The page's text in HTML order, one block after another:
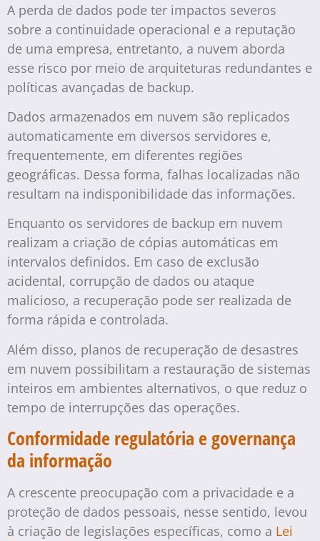
A perda de dados pode ter impactos severos
sobre a continuidade operacional e a reputação
de uma empresa, entretanto, a nuvem aborda
esse risco por meio de arquiteturas redundantes e
políticas avançadas de backup.
Dados armazenados em nuvem são replicados
automaticamente em diversos servidores e,
frequentemente, em diferentes regiões
geográficas. Dessa forma, falhas localizadas não
resultam na indisponibilidade das informações.
Enquanto os servidores de backup em nuvem
realizam a criação de cópias automáticas em
intervalos definidos. Em caso de exclusão
acidental, corrupção de dados ou ataque
malicioso, a recuperação pode ser realizada de
forma rápida e controlada.
Além disso, planos de recuperação de desastres
em nuvem possibilitam a restauração de sistemas
inteiros em ambientes alternativos, o que reduz o
tempo de interrupções das operações.
Conformidade regulatória e governança
da informação
A crescente preocupação com a privacidade e a
proteção de dados pessoais, nesse sentido, levou
à criação de legislações específicas, como a Lei